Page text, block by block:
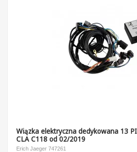
Wiązka elektryczna dedykowana 13
CLA C118 od 02/2019
Erich Jaeger 747261